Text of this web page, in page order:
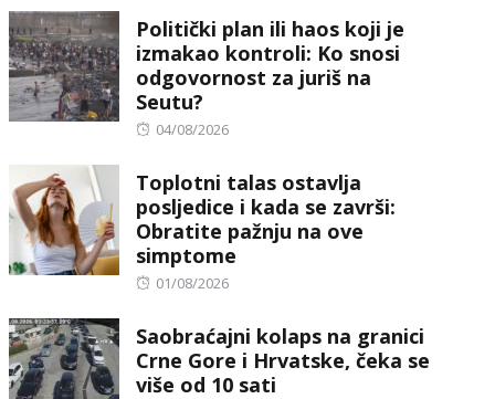
Politički plan ili haos koji je
izmakao kontroli: Ko snosi
odgovornost za juriš na
Seutu?
Posted
04/08/2026
Toplotni talas ostavlja
posljedice i kada se završi:
Obratite pažnju na ove
simptome
Posted
01/08/2026
Saobraćajni kolaps na granici
Crne Gore i Hrvatske, čeka se
više od 10 sati